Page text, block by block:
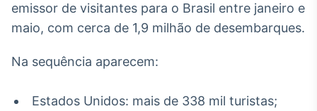
Curadoria de
noticiosos
Soluções de
Tecnologia
Radar
emissor de visitantes para o Brasil entre janeiro e
maio, com cerca de 1,9 milhão de desembarques.
Na sequência aparecem:
Estados Unidos: mais de 338 mil turistas;